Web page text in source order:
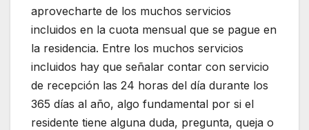
aprovecharte de los muchos servicios
incluidos en la cuota mensual que se pague en
la residencia. Entre los muchos servicios
incluidos hay que señalar contar con servicio
de recepción las 24 horas del día durante los
365 días al año, algo fundamental por si el
residente tiene alguna duda, pregunta, queja o